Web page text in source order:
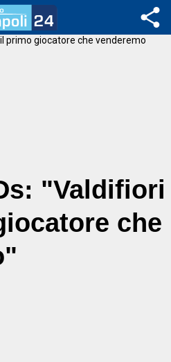
"Valdifiori
che